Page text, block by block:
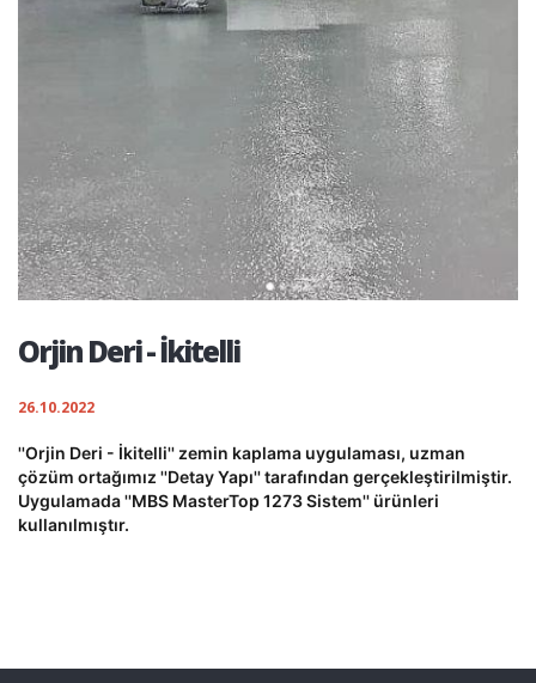
Orjin Deri - İkitelli
26.10.2022
''Orjin Deri - İkitelli'' zemin kaplama uygulaması, uzman
çözüm ortağımız ''Detay Yapı'' tarafından gerçekleştirilmiştir.
Uygulamada ''MBS MasterTop 1273 Sistem'' ürünleri
kullanılmıştır.